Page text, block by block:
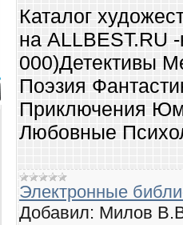
Каталог
на ALLBEST.RU
000)Детективы
Поэзия
Приключения
Любовные
Электронные
Добавил: Милов